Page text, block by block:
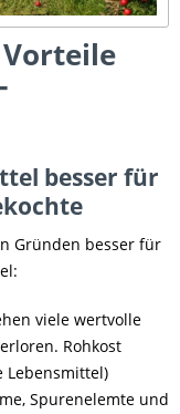
besser für
Gründen besser für
viele wertvolle
Rohkost
Lebensmittel)
Spurenelemte und